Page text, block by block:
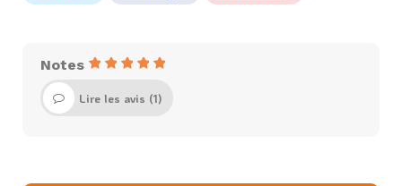
Notes
Lire les avis (1)